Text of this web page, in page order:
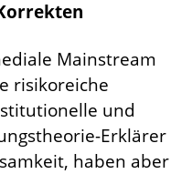
Mainstream
risikoreiche
und
Erklärer
haben aber